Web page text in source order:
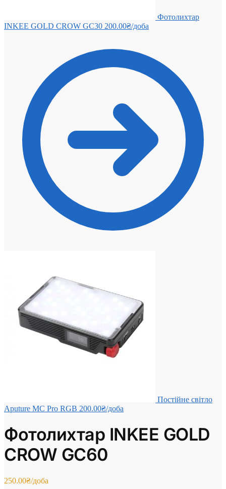
Фотолихтар
INKEE GOLD CROW GC30 200.00₴/доба
Постійне світло
Aputure MC Pro RGB 200.00₴/доба
Фотолихтар INKEE GOLD
CROW GC60
250.00₴/доба